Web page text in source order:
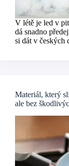
V létě je led v
dá snadno
si dát v českých
Materiál, který
ale bez